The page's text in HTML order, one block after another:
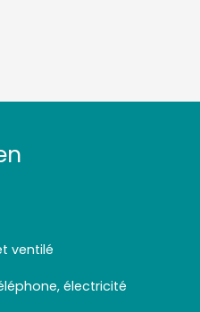
ventilé
électricité